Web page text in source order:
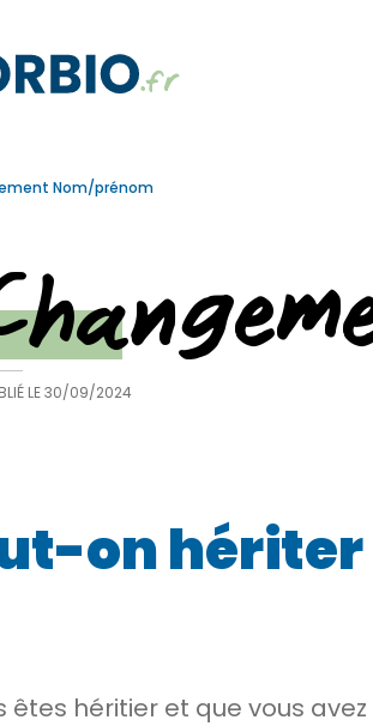
Nom/prénom
LE30/09/2024
on
êtes héritier et que vous